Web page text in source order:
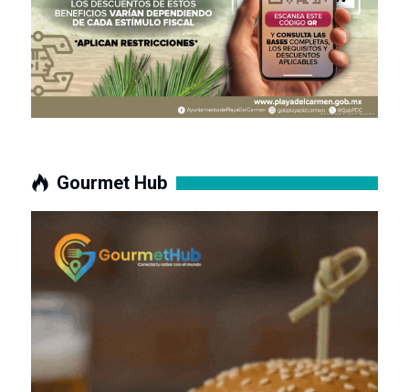
Gourmet Hub